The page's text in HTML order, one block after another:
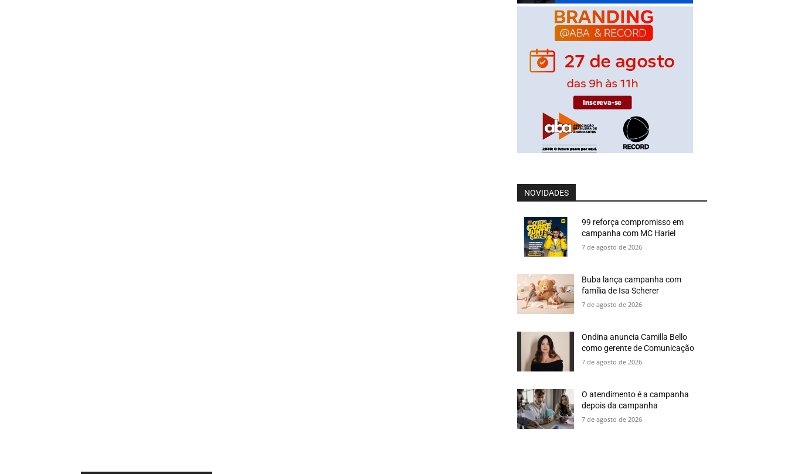
NOVIDADES
99 reforça compromisso em
campanha com MC Hariel
7 de agosto de 2026
Buba lança campanha com
família de Isa Scherer
7 de agosto de 2026
Ondina anuncia Camilla Bello
como gerente de Comunicação
7 de agosto de 2026
O atendimento é a campanha
depois da campanha
7 de agosto de 2026